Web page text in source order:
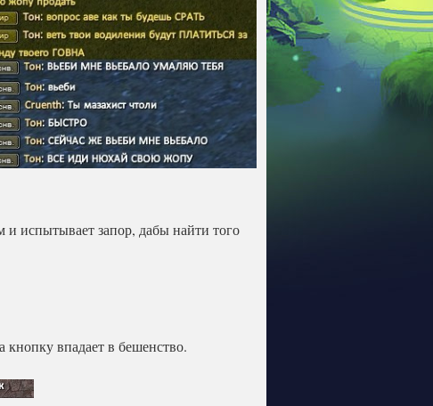
и испытывает запор, дабы найти того
впадает в бешенство.